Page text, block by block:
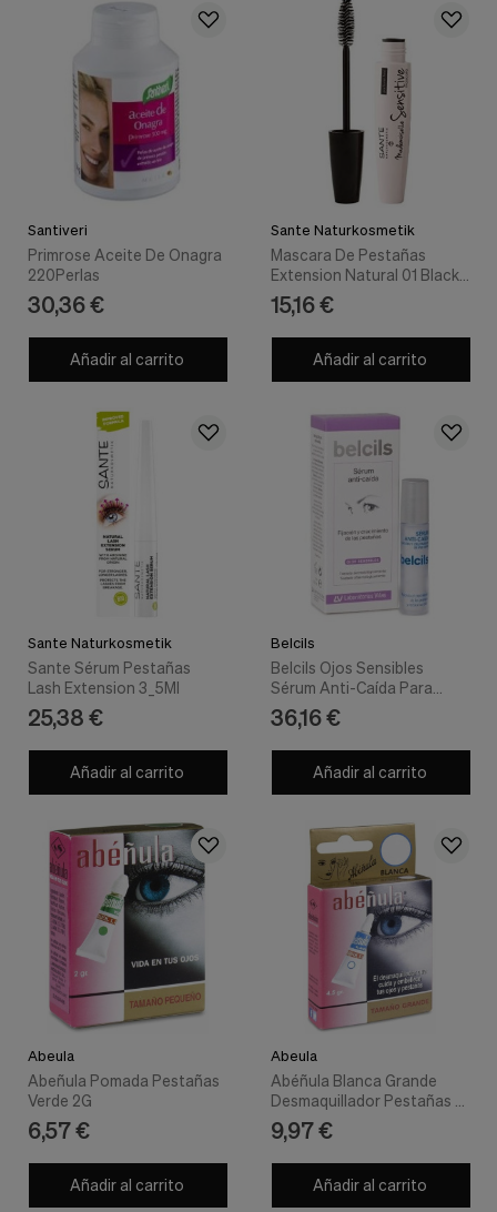
Santiveri
Primrose Aceite De Onagra
220Perlas
30,36 €
Añadir al carrito
Sante Naturkosmetik
Mascara De Pestañas
Extension Natural 01 Black
8Ml
15,16 €
Añadir al carrito
Sante Naturkosmetik
Sante Sérum Pestañas
Lash Extension 3_5Ml
25,38 €
Añadir al carrito
Belcils
Belcils Ojos Sensibles
Sérum Anti-Caída Para
Pestañas 3 Ml
36,16 €
Añadir al carrito
Abeula
Abeñula Pomada Pestañas
Verde 2G
6,57 €
Añadir al carrito
Abeula
Abéñula Blanca Grande
Desmaquillador Pestañas Y
Ojos 4.5G
9,97 €
Añadir al carrito